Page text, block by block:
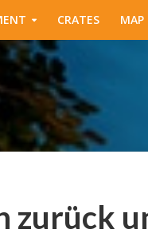
CRATES MAP
zurück